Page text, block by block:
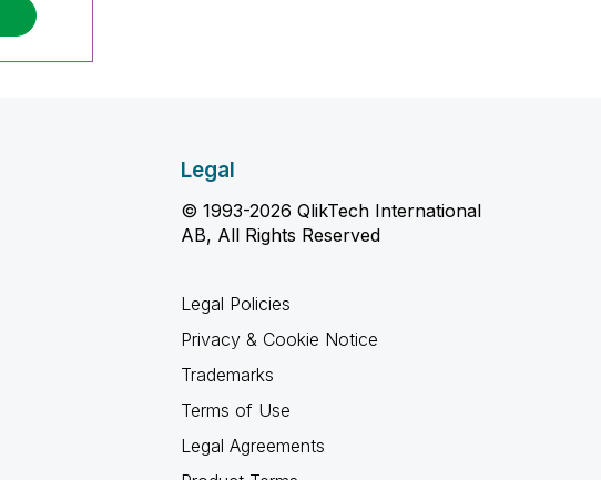
Legal
© 1993-2026 QlikTech International
AB, All Rights Reserved
Legal Policies
Privacy & Cookie Notice
Trademarks
Terms of Use
Legal Agreements